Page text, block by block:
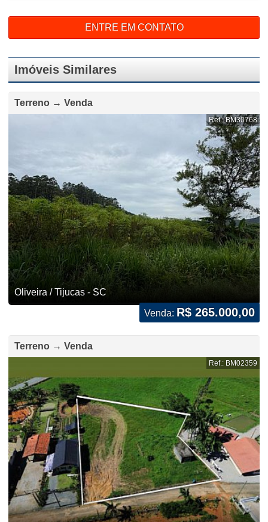
ENTRE EM CONTATO
Imóveis Similares
Terreno → Venda
Ref.: BM30768
Oliveira / Tijucas - SC
Venda: R$ 265.000,00
Terreno → Venda
Ref.: BM02359